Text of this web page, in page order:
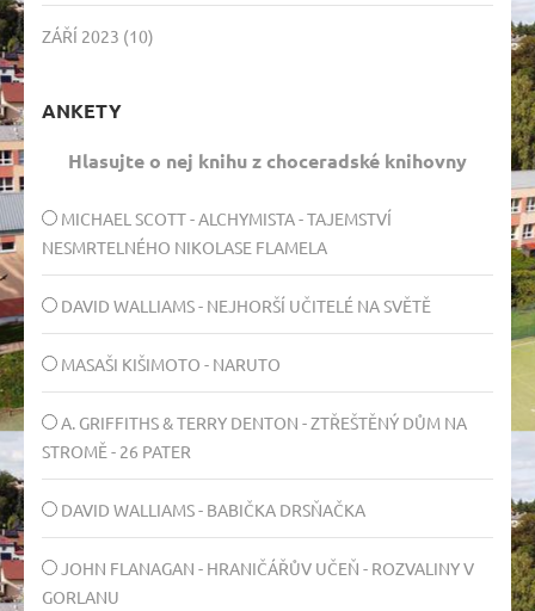
ZÁŘÍ 2023 (10)
ANKETY
Hlasujte o nej knihu z choceradské knihovny
MICHAEL SCOTT - ALCHYMISTA - TAJEMSTVÍ
NESMRTELNÉHO NIKOLASE FLAMELA
DAVID WALLIAMS - NEJHORŠÍ UČITELÉ NA SVĚTĚ
MASAŠI KIŠIMOTO - NARUTO
A. GRIFFITHS & TERRY DENTON - ZTŘEŠTĚNÝ DŮM NA
STROMĚ - 26 PATER
DAVID WALLIAMS - BABIČKA DRSŇAČKA
JOHN FLANAGAN - HRANIČÁŘŮV UČEŇ - ROZVALINY V
GORLANU